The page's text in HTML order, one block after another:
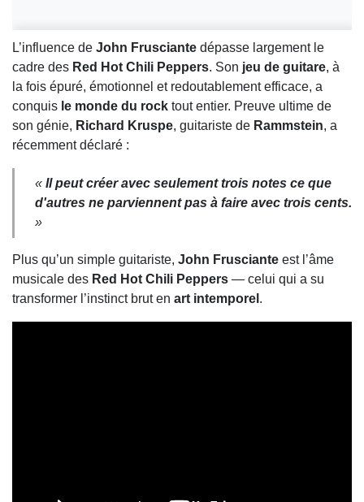
L’influence de John Frusciante dépasse largement le
cadre des Red Hot Chili Peppers. Son jeu de guitare, à
la fois épuré, émotionnel et redoutablement efficace, a
conquis le monde du rock tout entier. Preuve ultime de
son génie, Richard Kruspe, guitariste de Rammstein, a
récemment déclaré :
« Il peut créer avec seulement trois notes ce que
d'autres ne parviennent pas à faire avec trois cents.
»
Plus qu’un simple guitariste, John Frusciante est l’âme
musicale des Red Hot Chili Peppers — celui qui a su
transformer l’instinct brut en art intemporel .